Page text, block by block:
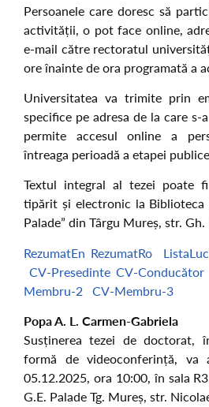
Persoanele care doresc să
activității, o pot face online,
e-mail către rectoratul
ore înainte de ora programată a
Universitatea va trimite prin
specifice pe adresa de la care s-
permite accesul online a
întreaga perioadă a etapei
Textul integral al tezei poate
tipărit și electronic la Biblioteca
Palade” din Târgu Mureș, str.
RezumatEn RezumatRo
CV-Presedinte CV-Conducător
Membru-2 CV-Membru-3
Popa A. L. Carmen-Gabriela
Susținerea tezei de doctorat,
formă de videoconferință,
05.12.2025, ora 10:00, în sala
G.E. Palade Tg. Mureș, str.